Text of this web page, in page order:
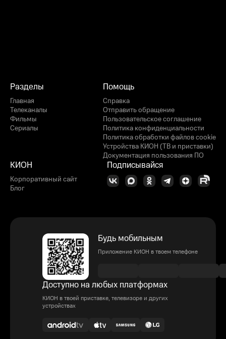
Разделы
Главная
Телеканалы
Фильмы
Сериалы
Помощь
Справка
Отправить обращение
Пользовательское соглашение
Политика конфиденциальности
Политика обработки файлов cookie
Устройства КИОН (ТВ и приставки)
Документация пользования ПО
КИОН
Корпоративный сайт
Блог
Подписывайся
Будь мобильным
Приложение КИОН в твоем телефоне
Доступно на любых платформах
КИОН в твоей приставке, телевизоре и других
устройствах